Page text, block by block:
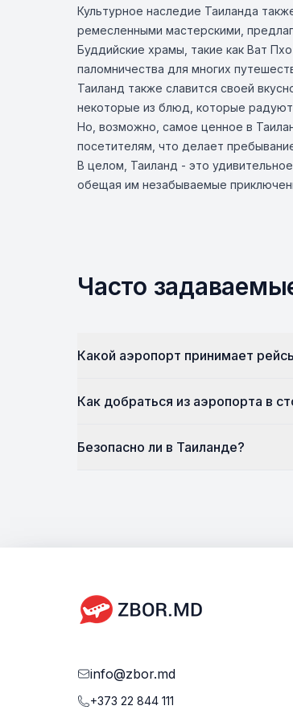
Культурное наследие Таиланда
ремесленными мастерскими,
Буддийские храмы, такие как Ват
паломничества для многих
Таиланд также славится своей
некоторые из блюд, которые
Но, возможно, самое ценное в
посетителям, что делает
В целом, Таиланд - это
обещая им незабываемые
Часто
Какой аэропорт принимает
Как добраться из аэропорта в
Безопасно ли в Таиланде?
info@zbor.md
+373 22 844 111